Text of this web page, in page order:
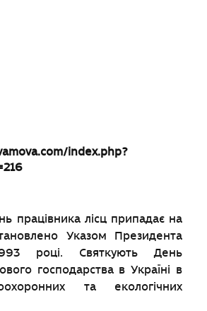
index.php?
працівника лісц припадає на
Указом Президента
році. Святкують День
господарства в Україні в
та екологічних